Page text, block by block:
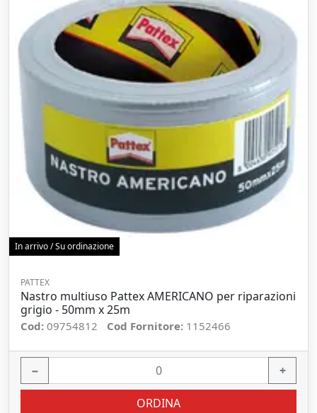
In arrivo / Su ordinazione
PATTEX
Nastro multiuso Pattex AMERICANO per riparazioni
grigio - 50mm x 25m
Cod: 09754812 Cod Fornitore: 1152466
− +
ORDINA